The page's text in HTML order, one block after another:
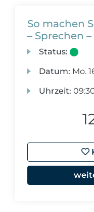
So machen
– Sprechen
Status:
Datum: Mo.
Uhrzeit: